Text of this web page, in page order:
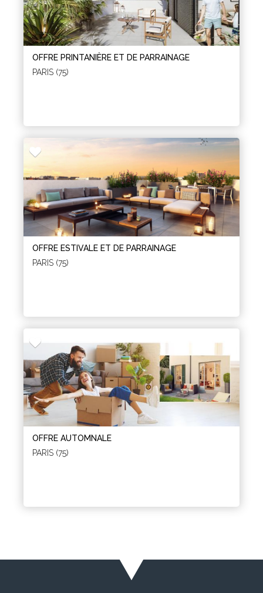
OFFRE PRINTANIÈRE ET DE PARRAINAGE
PARIS (75)
OFFRE ESTIVALE ET DE PARRAINAGE
PARIS (75)
OFFRE AUTOMNALE
PARIS (75)